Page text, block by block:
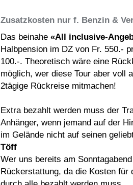
Zusatzkosten nur f. Benzin &
Das beinahe «All inclusive-
Halbpension im DZ von Fr. 550.-
100.-. Theoretisch wäre eine
möglich, wer diese Tour aber voll
2tägige Rückreise mitmachen!
Extra bezahlt werden muss der
Anhänger, wenn jemand auf der
im Gelände nicht auf seinen
Töff
Wer uns bereits am
Rückerstattung, da die Kosten für